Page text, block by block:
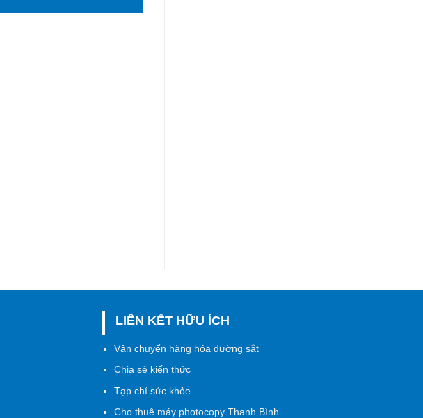
LIÊN KẾT HỮU ÍCH
Vận chuyển hàng hóa đường sắt
Chia sẻ kiến thức
Tạp chí sức khỏe
Cho thuê máy photocopy Thanh Bình